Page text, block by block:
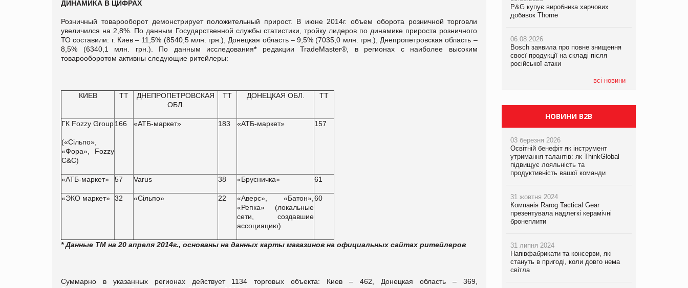
ДИНАМИКА В ЦИФРАХ
Розничный товарооборот демонстрирует положительный прирост. В июне 2014г. объем оборота розничной торговли
увеличился на 2,8%. По данным Государственной службы статистики, тройку лидеров по динамике прироста розничного
ТО составили: г. Киев – 11,5% (8540,5 млн. грн.), Донецкая область – 9,5% (7035,0 млн. грн.), Днепропетровская область –
8,5% (6340,1 млн. грн.). По данным исследования*редакции TradeMaster®, в регионах с наиболее высоким
товарооборотом активны следующие ритейлеры:
КИЕВ ТТ
ДНЕПРОПЕТРОВСКАЯ
ОБЛ.
ТТ ДОНЕЦКАЯ ОБЛ. ТТ
ГК Fozzy Group
(«Сільпо»,
«Фора», Fozzy
C&C)
166 «АТБ-маркет» 183 «АТБ-маркет» 157
«АТБ-маркет» 57 Varus 38 «Брусничка» 61
«ЭКО маркет» 32 «Сільпо» 22
«Аверс», «Батон»,
«Репка» (локальные
сети, создавшие
ассоциацию)
60
* Данные ТМ на 20 апреля 2014г., основаны на данных карты магазинов на официальных сайтах ритейлеров
Суммарно в указанных регионах действует 1134 торговых объекта: Киев – 462, Донецкая область – 369,
P&G купує виробника харчових
добавок Thorne
06.08.2026
Bosch заявила про повне знищення
своєї продукції на складі після
російської атаки
всі новини
у VARUS з’явилися новинки від ТМ
ТОКЕРИ
Сергій Лісунов про заморожені
P&G купує виробника харчових
добавок Thorne
06.08.2026
Bosch заявила про повне знищення
своєї продукції на складі після
російської атаки
НОВИНИ B2B
03 березня 2026
Освітній бенефіт як інструмент
утримання талантів: як ThinkGlobal
підвищує лояльність та
продуктивність вашої команди
31 жовтня 2024
Компанія Rarog Tactical Gear
презентувала надлегкі керамічні
бронеплити
31 липня 2024
Напівфабрикати та консерви, які
стануть в пригоді, коли довго нема
світла